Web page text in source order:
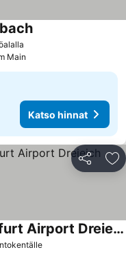
Main
Katso hinnat
Jaa
DIWOTEL by Trip Inn Frankfurt Airport Dreieich